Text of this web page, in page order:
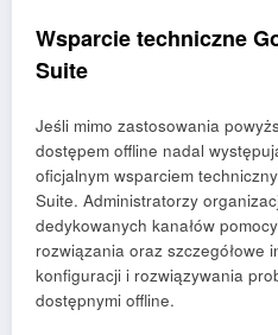
Wsparcie techniczne
Suite
Jeśli mimo zastosowania
dostępem offline nadal
oficjalnym wsparciem
Suite. Administratorzy
dedykowanych kanałów
rozwiązania oraz szczegółowe
konfiguracji i rozwiązywania
dostępnymi offline.